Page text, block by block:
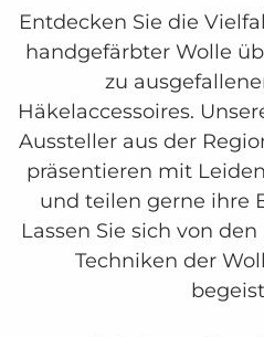
Entdecken Sie die
handgefärbter Wolle
zu
Häkelaccessoires.
Aussteller aus der
präsentieren mit
und teilen gerne ihre
Lassen Sie sich von
Techniken der